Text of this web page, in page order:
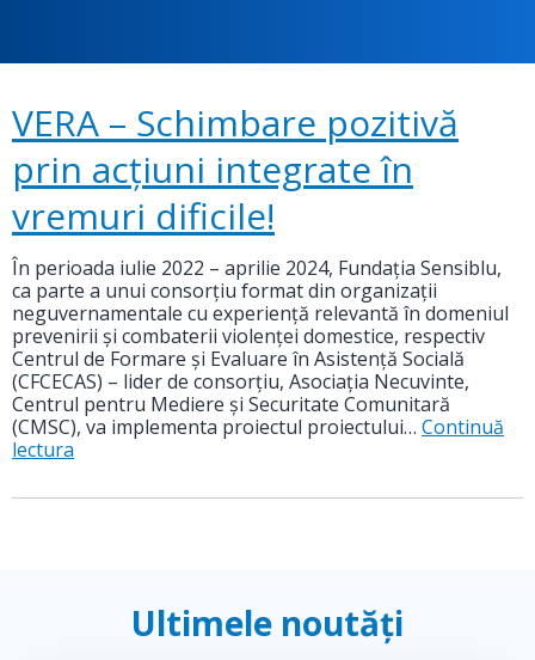
VERA – Schimbare pozitivă
prin acțiuni integrate în
vremuri dificile!
În perioada iulie 2022 – aprilie 2024, Fundația Sensiblu,
ca parte a unui consorțiu format din organizații
neguvernamentale cu experiență relevantă în domeniul
prevenirii și combaterii violenței domestice, respectiv
Centrul de Formare și Evaluare în Asistență Socială
(CFCECAS) – lider de consorțiu, Asociaţia Necuvinte,
Centrul pentru Mediere și Securitate Comunitară
(CMSC), va implementa proiectul proiectului… Continuă
lectura
Ultimele noutăți